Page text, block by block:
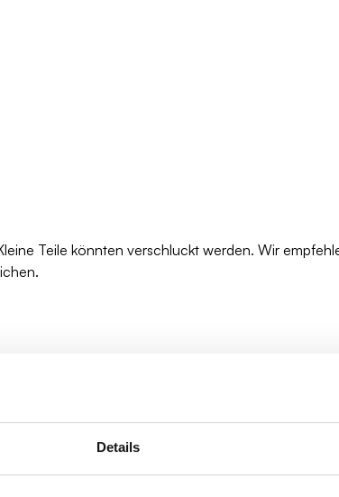
Details
Teile könnten verschluckt werden. Wir